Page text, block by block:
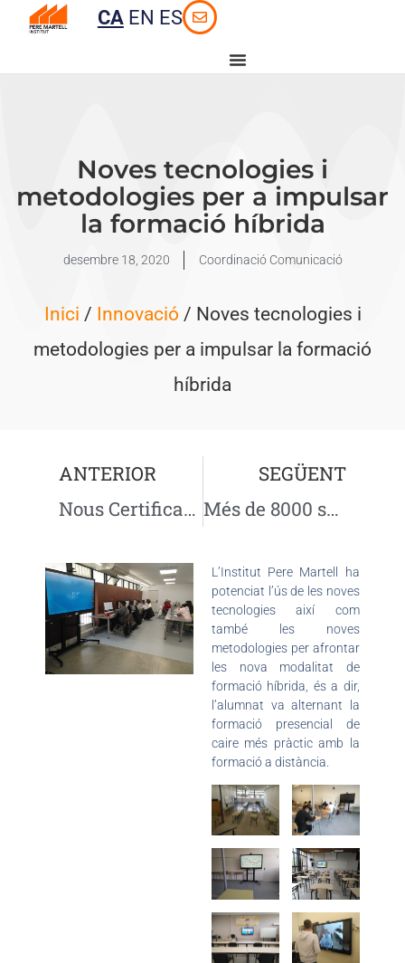
CA EN ES
Noves tecnologies i
metodologies per a impulsar
la formació híbrida
desembre 18, 2020 Coordinació Comunicació
Inici / Innovació / Noves tecnologies i
metodologies per a impulsar la formació
híbrida
ANTERIOR
Nous Certificats de Professionalitat en postproducció d’audiovisuals
SEGÜENT
Més de 8000 subscriptors al YouTube de Carrosseria
L’Institut Pere Martell ha
potenciat l’ús de les noves
tecnologies així com
també les noves
metodologies per afrontar
les nova modalitat de
formació híbrida, és a dir,
l’alumnat va alternant la
formació presencial de
caire més pràctic amb la
formació a distància.